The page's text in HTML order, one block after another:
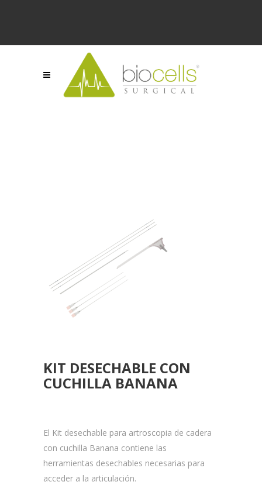
KIT DESECHABLE CON
CUCHILLA BANANA
El Kit desechable para artroscopia de cadera
con cuchilla Banana contiene las
herramientas desechables necesarias para
acceder a la articulación.